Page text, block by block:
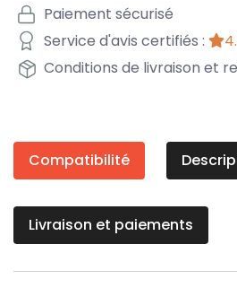
Paiement sécurisé
Service d'avis certifiés :
Conditions de livraison et
Compatibilité
Livraison et paiements